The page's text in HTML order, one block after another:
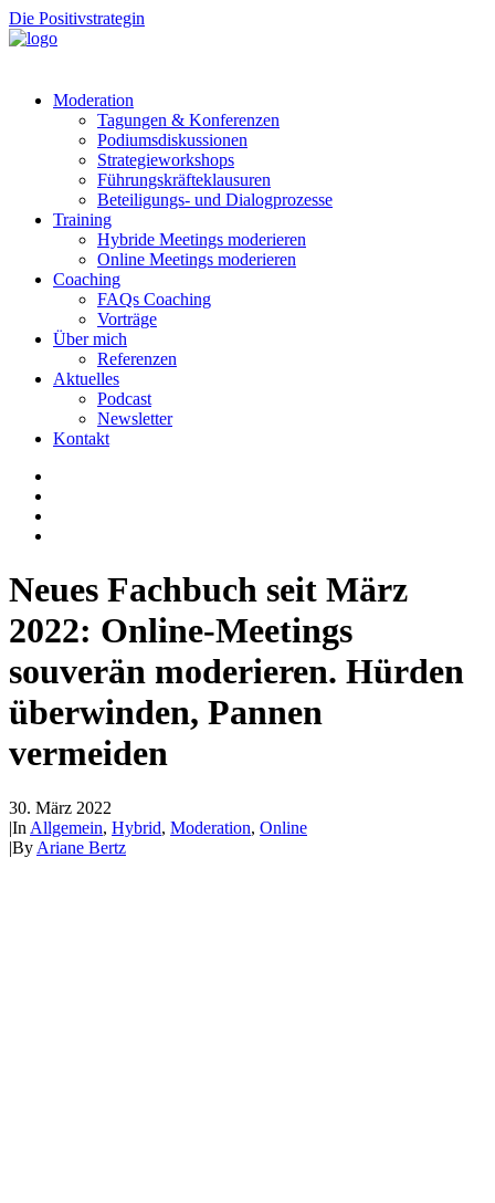
Die Positivstrategin
Moderation
Tagungen & Konferenzen
Podiumsdiskussionen
Strategieworkshops
Führungskräfteklausuren
Beteiligungs- und Dialogprozesse
Training
Hybride Meetings moderieren
Online Meetings moderieren
Coaching
FAQs Coaching
Vorträge
Über mich
Referenzen
Aktuelles
Podcast
Newsletter
Kontakt
Neues Fachbuch seit März
2022: Online-Meetings
souverän moderieren. Hürden
überwinden, Pannen
vermeiden
30. März 2022
|In Allgemein, Hybrid, Moderation, Online
|By Ariane Bertz